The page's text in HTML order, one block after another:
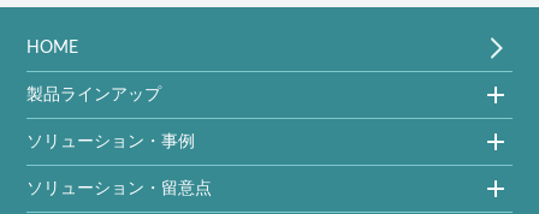
HOME
製品ラインアップ
ソリューション・事例
ソリューション・留意点